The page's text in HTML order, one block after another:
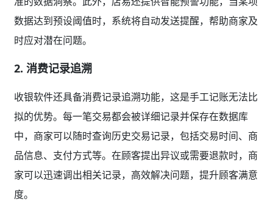
数据达到预设阈值时，系统将自动发送提醒，帮助商家及
时应对潜在问题。
2. 消费记录追溯
收银软件还具备消费记录追溯功能，这是手工记账无法比
拟的优势。每一笔交易都会被详细记录并保存在数据库
中，商家可以随时查询历史交易记录，包括交易时间、商
品信息、支付方式等。在顾客提出异议或需要退款时，商
家可以迅速调出相关记录，高效解决问题，提升顾客满意
度。